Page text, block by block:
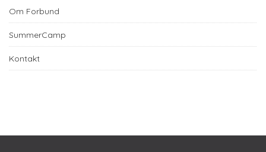
Om Forbund
SummerCamp
Kontakt